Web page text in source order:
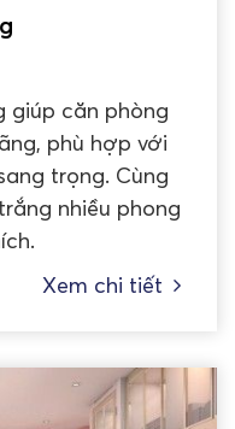
giúp căn phòng
phù hợp với
trọng. Cùng
nhiều phong
Xem chi tiết